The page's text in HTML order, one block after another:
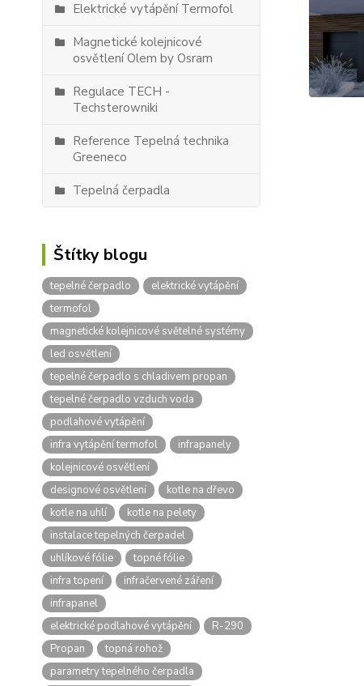
Elektrické vytápění Termofol
Magnetické kolejnicové
osvětlení Olem by Osram
Regulace TECH -
Techsterowniki
Reference Tepelná technika
Greeneco
Tepelná čerpadla
Štítky blogu
tepelné čerpadlo
elektrické vytápění
termofol
magnetické kolejnicové světelné systémy
led osvětlení
tepelné čerpadlo s chladivem propan
tepelné čerpadlo vzduch voda
podlahové vytápění
infra vytápění termofol
infrapanely
kolejnicové osvětlení
designové osvětlení
kotle na dřevo
kotle na uhlí
kotle na pelety
instalace tepelných čerpadel
uhlíkové fólie
topné fólie
infra topení
infračervené záření
infrapanel
elektrické podlahové vytápění
R-290
Propan
topná rohož
parametry tepelného čerpadla